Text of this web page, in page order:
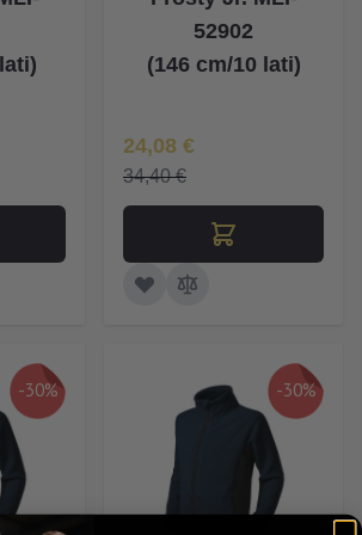
52902
(146 cm/10 lati)
Īpaša Cena
24,08 €
34,40 €
-30% -30%